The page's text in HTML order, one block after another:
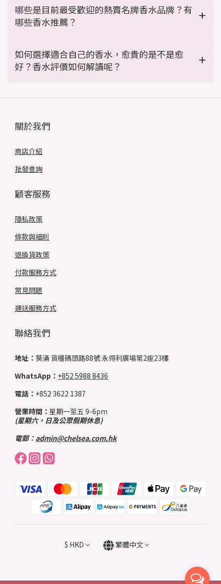
哪些是目前最受歡迎的熱賣名牌香水品牌？有
哪些香水推薦？
如何選擇適合自己的香水，愈貴的是不是愈
好？香水評價如何解讀呢？
關於我們
商店介紹
批發查詢
顧客服務
隱私政策
條款與細則
退換貨政策
付款服務方式
常見問題
運送服務方式
聯絡我們
地址： 葵涌 貨櫃碼頭路88號 永得利廣場第2座23樓
WhatsApp： +852 5988 8436
電話： +852 3622 1387
營業時間： 星期一至五 9-6pm
(星期六，日及公眾假期休息)
電郵： admin@chelsea.com.hk
$ HKD 繁體中文